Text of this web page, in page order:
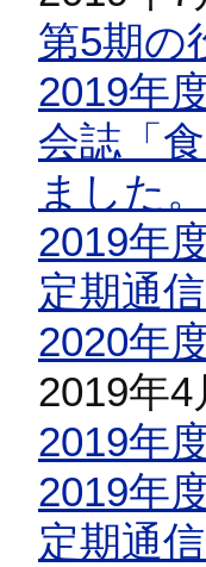
第5期の
2019年
会誌「
ました。
2019年
定期通
2020年
2019年4
2019年
2019年
定期通